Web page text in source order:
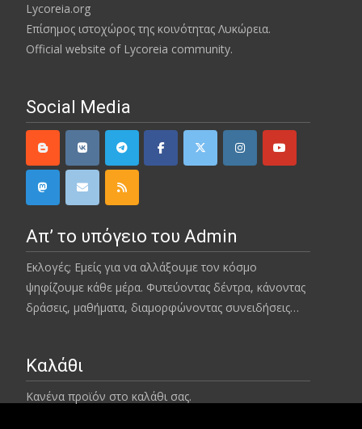
Lycoreia.org
Επίσημος ιστοχώρος της κοινότητας Λυκώρεια.
Official website of Lycoreia community.
Social Media
Απ’ το υπόγειο του Admin
Εκλογές; Εμείς για να αλλάξουμε τον κόσμο
ψηφίζουμε κάθε μέρα. Φυτεύοντας δέντρα, κάνοντας
δράσεις, μαθήματα, διαμορφώνοντας συνειδήσεις…
Καλάθι
Κανένα προϊόν στο καλάθι σας.